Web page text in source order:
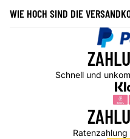
WIE HOCH SIND DIE
Schnell und